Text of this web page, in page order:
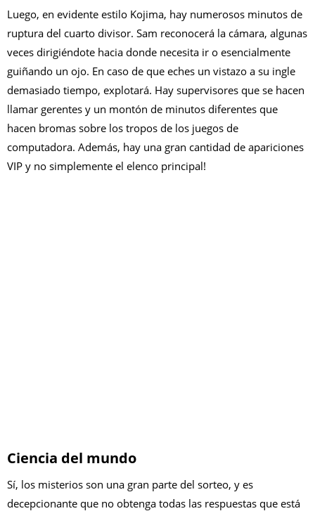
Luego, en evidente estilo Kojima, hay numerosos minutos de
ruptura del cuarto divisor. Sam reconocerá la cámara, algunas
veces dirigiéndote hacia donde necesita ir o esencialmente
guiñando un ojo. En caso de que eches un vistazo a su ingle
demasiado tiempo, explotará. Hay supervisores que se hacen
llamar gerentes y un montón de minutos diferentes que
hacen bromas sobre los tropos de los juegos de
computadora. Además, hay una gran cantidad de apariciones
VIP y no simplemente el elenco principal!
Ciencia del mundo
Sí, los misterios son una gran parte del sorteo, y es
decepcionante que no obtenga todas las respuestas que está